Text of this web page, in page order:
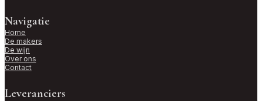
Navigatie
Home
De makers
De wijn
Over ons
Contact
Leveranciers